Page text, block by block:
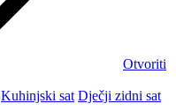
Otvoriti
Kuhinjski sat Dječji zidni sat